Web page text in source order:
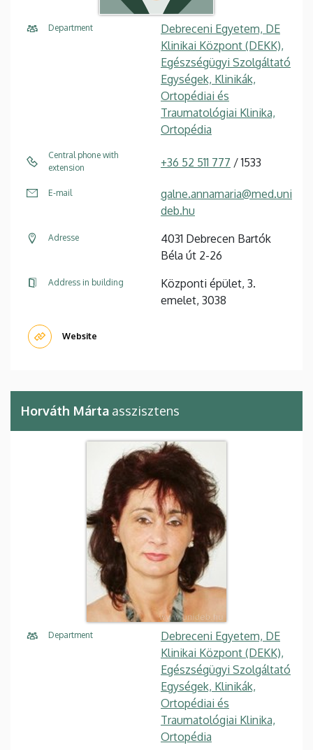
Department
Debreceni Egyetem, DE
Klinikai Központ (DEKK),
Egészségügyi Szolgáltató
Egységek, Klinikák,
Ortopédiai és
Traumatológiai Klinika,
Ortopédia
Central phone with
extension
+36 52 511 777 / 1533
E-mail
galne.annamaria@med.uni
deb.hu
Adresse
4031 Debrecen Bartók
Béla út 2-26
Address in building
Központi épület, 3.
emelet, 3038
Website
Horváth Márta asszisztens
Department
Debreceni Egyetem, DE
Klinikai Központ (DEKK),
Egészségügyi Szolgáltató
Egységek, Klinikák,
Ortopédiai és
Traumatológiai Klinika,
Ortopédia